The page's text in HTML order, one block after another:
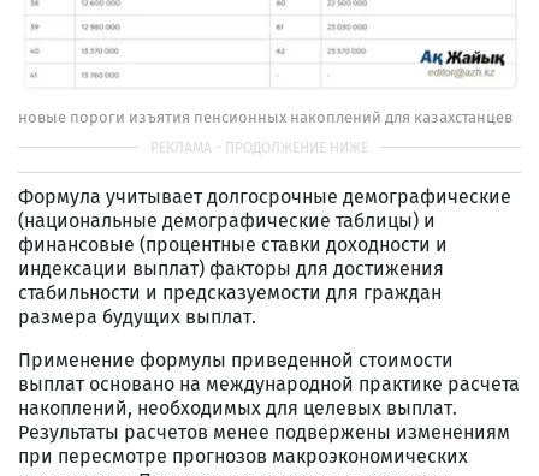
новые пороги изъятия пенсионных накоплений для казахстанцев
Формула учитывает долгосрочные демографические
(национальные демографические таблицы) и
финансовые (процентные ставки доходности и
индексации выплат) факторы для достижения
стабильности и предсказуемости для граждан
размера будущих выплат.
Применение формулы приведенной стоимости
выплат основано на международной практике расчета
накоплений, необходимых для целевых выплат.
Результаты расчетов менее подвержены изменениям
при пересмотре прогнозов макроэкономических